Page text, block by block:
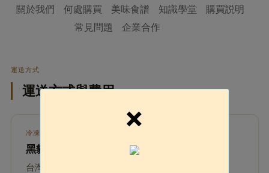
關於我們 何處購買 美味食譜 知識學堂
購買説明
常見問題
企業合作
運送方式
運送方式與費用
冷凍宅配
黑貓冷凍宅配
台灣本島 NT$200
×